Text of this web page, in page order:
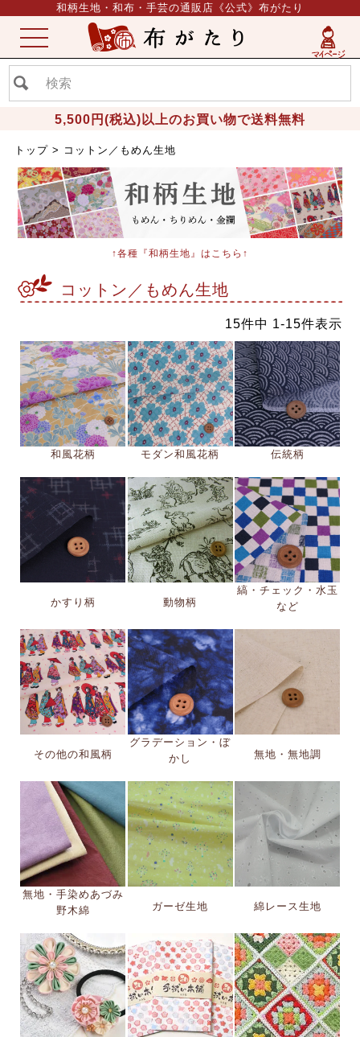
和柄生地・和布・手芸の通販店《公式》布がたり
5,500円(税込)以上のお買い物で送料無料
ME
NU
トップ コットン／もめん生地
↑各種『和柄生地』はこちら↑
コットン／もめん生地
15件中 1-15件表示
和風花柄 モダン和風花柄 伝統柄
かすり柄 動物柄
縞・チェック・水玉
など
その他の和風柄
グラデーション・ぼ
かし
無地・無地調
無地・手染めあづみ
野木綿
ガーゼ生地 綿レース生地